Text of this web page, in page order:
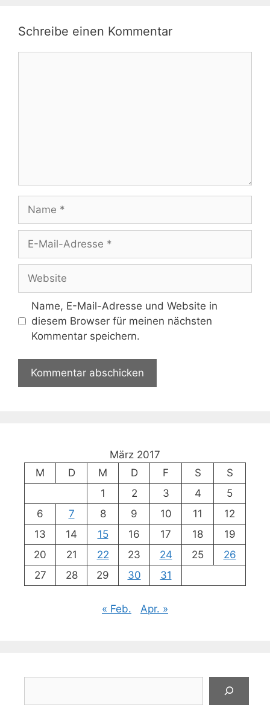
Schreibe einen Kommentar
Mail-
Adresse
Name, E-Mail-Adresse und Website in
diesem Browser für meinen nächsten
Kommentar speichern.
März 2017
M
D M D F S
S
1
2 3 4
5
6
7 8 9 10 11
12
13
14 15 16 17 18
19
20
21 22 23 24 25
26
27
28 29 30 31
« Feb. Apr. »